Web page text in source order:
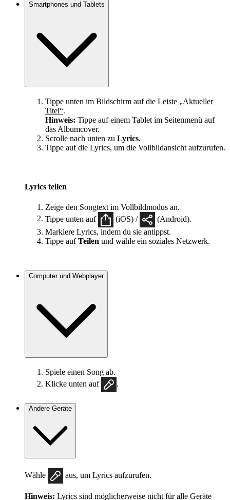
Smartphones und Tablets
Tippe unten im Bildschirm auf die Leiste „Aktueller
Titel“.
Hinweis: Tippe auf einem Tablet im Seitenmenü auf
das Albumcover.
Scrolle nach unten zu Lyrics.
Tippe auf die Lyrics, um die Vollbildansicht aufzurufen.
Lyrics teilen
Zeige den Songtext im Vollbildmodus an.
Tippe unten auf
(iOS) /
(Android).
Markiere Lyrics, indem du sie antippst.
Tippe aufTeilen und wähle ein soziales Netzwerk.
Computer und Webplayer
Spiele einen Song ab.
Klicke unten auf
.
Andere Geräte
Wähle aus, um Lyrics aufzurufen.
Hinweis: Lyrics sind möglicherweise nicht für alle Geräte